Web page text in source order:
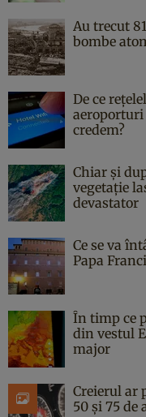
Au trecut
bombe
De ce
aeroporturi
credem?
Chiar și
vegetație
devastator
Ce se va
Papa
În timp ce
din vestul
major
Creierul ar
50 și 75 de